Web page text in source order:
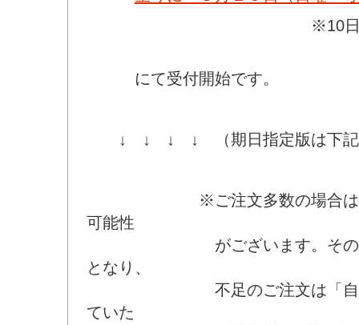
※10日以外はキ
にて受付開始です。
↓ ↓ ↓ ↓ （期日指定版は下記
※ご注文多数の場合は買い
可能性
がございます。そのばあ
となり、
不足のご注文は「自動キ
ていた